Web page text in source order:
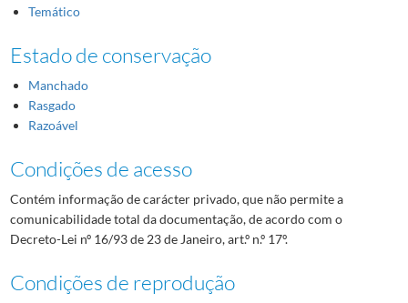
Temático
Estado de conservação
Manchado
Rasgado
Razoável
Condições de acesso
Contém informação de carácter privado, que não permite a
comunicabilidade total da documentação, de acordo com o
Decreto-Lei nº 16/93 de 23 de Janeiro, art.º n.º 17º.
Condições de reprodução